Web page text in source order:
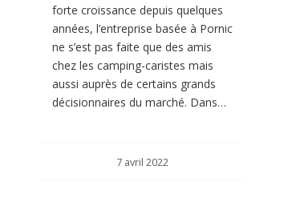
forte croissance depuis quelques
années, l’entreprise basée à Pornic
ne s’est pas faite que des amis
chez les camping-caristes mais
aussi auprès de certains grands
décisionnaires du marché. Dans…
7 avril 2022